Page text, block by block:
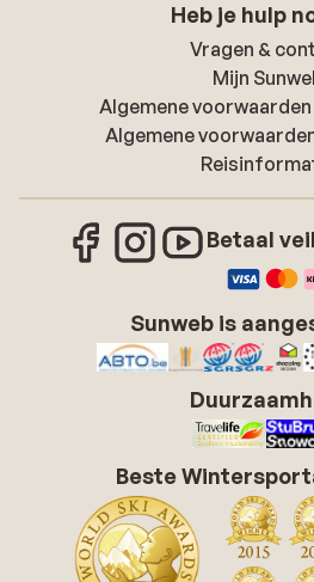
Heb je hulp
Vragen &
Mijn
Algemene
Algemene
Betaal
Sunweb is
Beste